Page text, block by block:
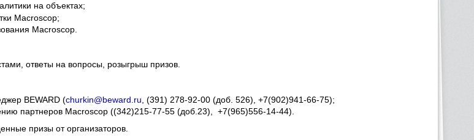
на объектах;
Мacroscop;
Мacroscop.
ответы на вопросы, розыгрыш призов.
BEWARD (churkin@beward.ru , (391) 278-92-00 (доб. 526), +7(902)941-66-75);
партнеров Macroscop ((342)215-77-55 (доб.23), +7(965)556-14-44).
призы от организаторов.